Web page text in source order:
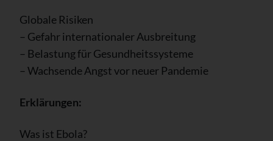
Globale Risiken
– Gefahr internationaler Ausbreitung
– Belastung für Gesundheitssysteme
– Wachsende Angst vor neuer Pandemie
Erklärungen:
Was ist Ebola?